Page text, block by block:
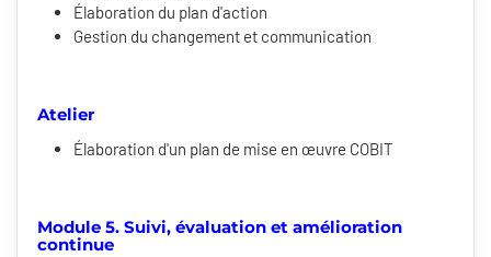
Élaboration du plan d'action
Gestion du changement et communication
Atelier
Élaboration d'un plan de mise en œuvre COBIT
Module 5. Suivi, évaluation et amélioration
continue